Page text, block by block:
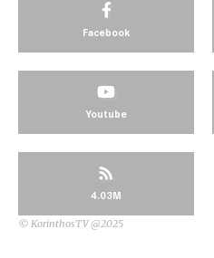
Facebook
Youtube
4.03M
© KorinthosTV @2025